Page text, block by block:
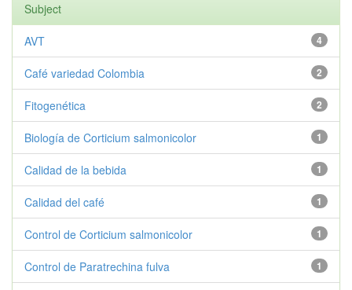
Subject
4
AVT
2
Café variedad Colombia
2
Fitogenética
1
Biología de Corticium salmonicolor
1
Calidad de la bebida
1
Calidad del café
1
Control de Corticium salmonicolor
1
Control de Paratrechina fulva